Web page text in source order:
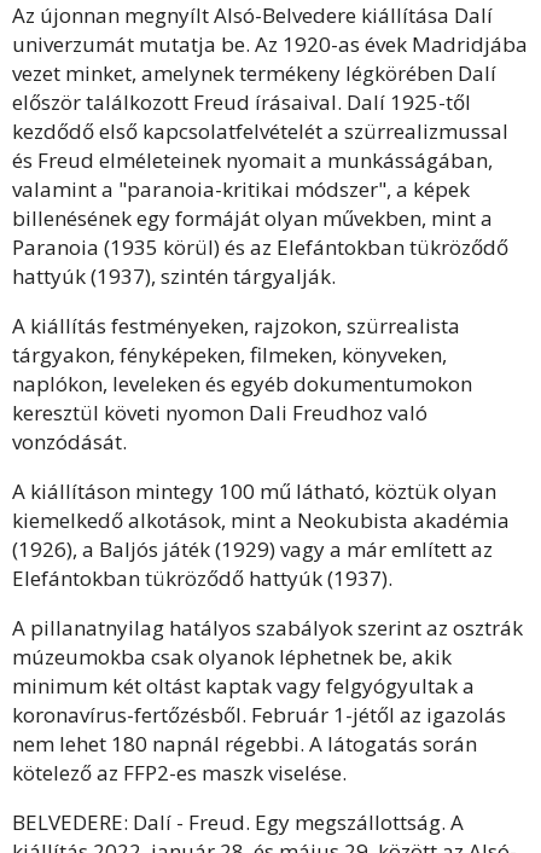
Az újonnan megnyílt Alsó-Belvedere kiállítása Dalí
univerzumát mutatja be. Az 1920-as évek Madridjába
vezet minket, amelynek termékeny légkörében Dalí
először találkozott Freud írásaival. Dalí 1925-től
kezdődő első kapcsolatfelvételét a szürrealizmussal
és Freud elméleteinek nyomait a munkásságában,
valamint a "paranoia-kritikai módszer", a képek
billenésének egy formáját olyan művekben, mint a
Paranoia (1935 körül) és az Elefántokban tükröződő
hattyúk (1937), szintén tárgyalják.
A kiállítás festményeken, rajzokon, szürrealista
tárgyakon, fényképeken, filmeken, könyveken,
naplókon, leveleken és egyéb dokumentumokon
keresztül követi nyomon Dali Freudhoz való
vonzódását.
A kiállításon mintegy 100 mű látható, köztük olyan
kiemelkedő alkotások, mint a Neokubista akadémia
(1926), a Baljós játék (1929) vagy a már említett az
Elefántokban tükröződő hattyúk (1937).
A pillanatnyilag hatályos szabályok szerint az osztrák
múzeumokba csak olyanok léphetnek be, akik
minimum két oltást kaptak vagy felgyógyultak a
koronavírus-fertőzésből. Február 1-jétől az igazolás
nem lehet 180 napnál régebbi. A látogatás során
kötelező az FFP2-es maszk viselése.
BELVEDERE: Dalí - Freud. Egy megszállottság. A